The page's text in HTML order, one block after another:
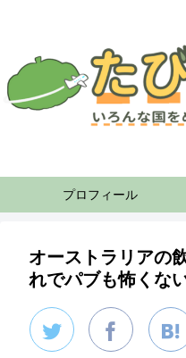
プロフィール
オーストラリアの
れでパブも怖くな